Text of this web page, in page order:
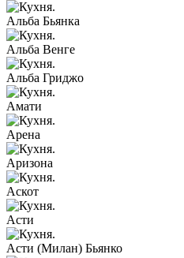
Альба Бьянка
Альба Венге
Альба Гриджо
Амати
Арена
Аризона
Аскот
Асти
Асти (Милан) Бьянко